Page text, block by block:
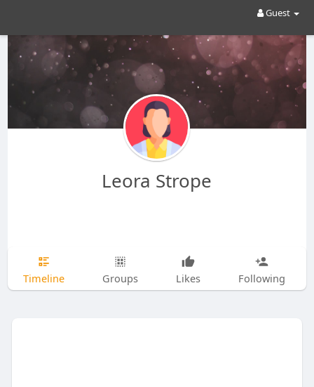
Guest
Leora Strope
Timeline Groups Likes Following